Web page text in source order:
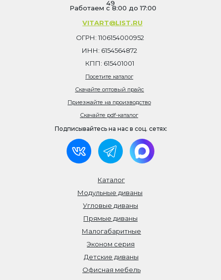
Офисная мебель
Детские диваны
Эконом серия
Малогабаритные
Прямые диваны
Угловые диваны
Модульные диваны
Каталог
Работаем с 8:00 до 17:00
49
VITART@LIST.RU
Подписывайтесь на нас в соц. сетях:
Посетите каталог
Скачайте оптовый прайс
Приезжайте на производство
Скачайте pdf-каталог
КПП: 615401001
ИНН: 6154564872
ОГРН: 1106154000952